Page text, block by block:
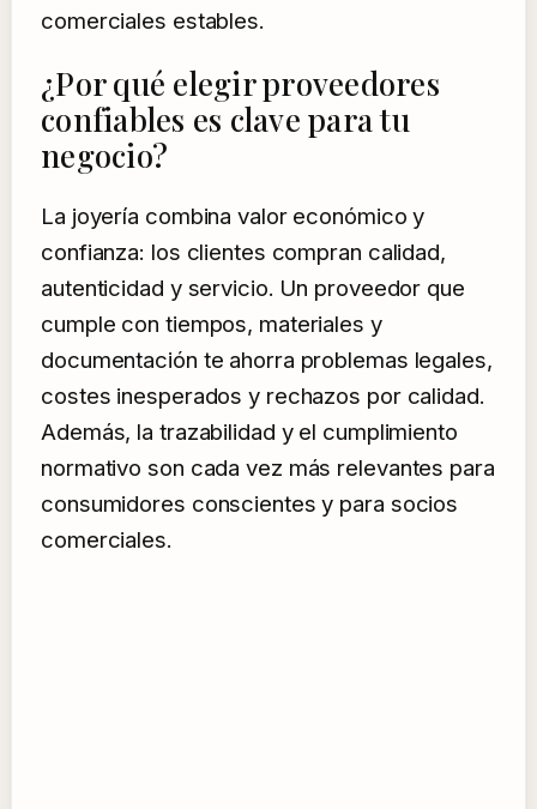
comerciales estables.
¿Por qué elegir proveedores
confiables es clave para tu
negocio?
La joyería combina valor económico y
confianza: los clientes compran calidad,
autenticidad y servicio. Un proveedor que
cumple con tiempos, materiales y
documentación te ahorra problemas legales,
costes inesperados y rechazos por calidad.
Además, la trazabilidad y el cumplimiento
normativo son cada vez más relevantes para
consumidores conscientes y para socios
comerciales.